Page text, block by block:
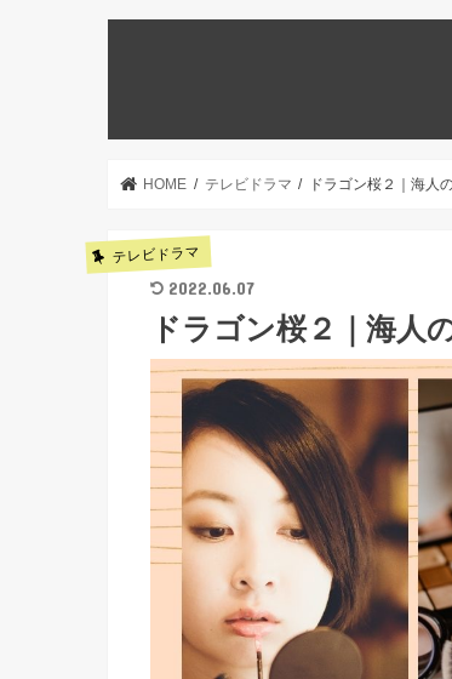
HOME テレビドラマ ドラゴン桜２｜海人
テレビドラマ
2022.06.07
ドラゴン桜２｜海人